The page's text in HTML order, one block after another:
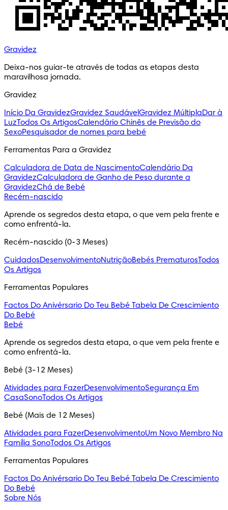
Gravidez
Deixa-nos guiar-te através de todas as etapas desta
maravilhosa jornada.
Gravidez
Início Da GravidezGravidez SaudávelGravidez MúltiplaDar à
LuzTodos Os ArtigosCalendário Chinês de Previsão do
SexoPesquisador de nomes para bebé
Ferramentas Para a Gravidez
Calculadora de Data de NascimentoCalendário Da
GravidezCalculadora de Ganho de Peso durante a
GravidezChá de Bebé
Recém-nascido
Aprende os segredos desta etapa, o que vem pela frente e
como enfrentá-la.
Recém-nascido (0-3 Meses)
CuidadosDesenvolvimentoNutriçãoBebés PrematurosTodos
Os Artigos
Ferramentas Populares
Factos Do Anivérsario Do Teu Bebé Tabela De Crescimiento
Do Bebé
Bebé
Aprende os segredos desta etapa, o que vem pela frente e
como enfrentá-la.
Bebé (3-12 Meses)
Atividades para FazerDesenvolvimentoSegurança Em
CasaSonoTodos Os Artigos
Bebé (Mais de 12 Meses)
Atividades para FazerDesenvolvimentoUm Novo Membro Na
Família SonoTodos Os Artigos
Ferramentas Populares
Factos Do Anivérsario Do Teu Bebé Tabela De Crescimiento
Do Bebé
Sobre Nós